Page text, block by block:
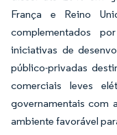
França e Reino
complementados
iniciativas de
público-privadas
comerciais leves
governamentais com
ambiente favorável